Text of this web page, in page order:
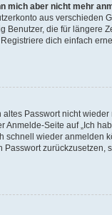
mich aber nicht mehr
aus verschieden
Benutzer, die für längere
dich einfach
Passwort nicht
Seite auf „Ich
schnell wieder anmelden
zurückzusetzen,